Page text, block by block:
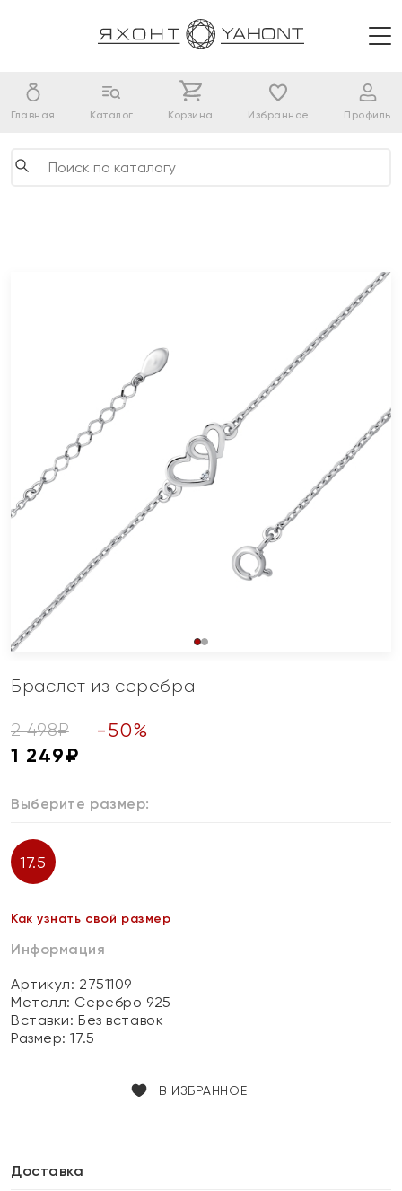
Главная Каталог Корзина Избранное Профиль
Браслет из серебра
2 498₽ -50%
1 249₽
Выберите размер:
17.5
Как узнать свой размер
Информация
Артикул: 2751109
Металл: Серебро 925
Вставки:Без вставок
Размер:17.5
В ИЗБРАННОЕ
Доставка